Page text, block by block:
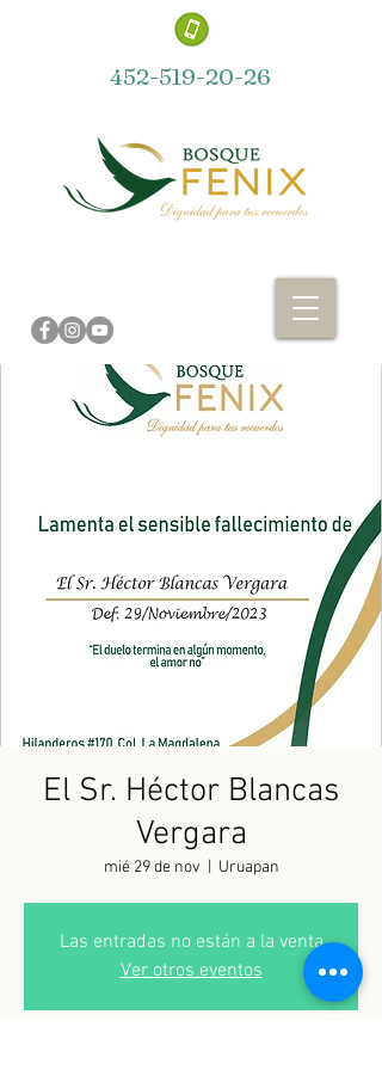
452-519-20-26
El Sr. Héctor Blancas
Vergara
mié 29 de nov Uruapan
Las entradas no están a la venta
Ver otros eventos